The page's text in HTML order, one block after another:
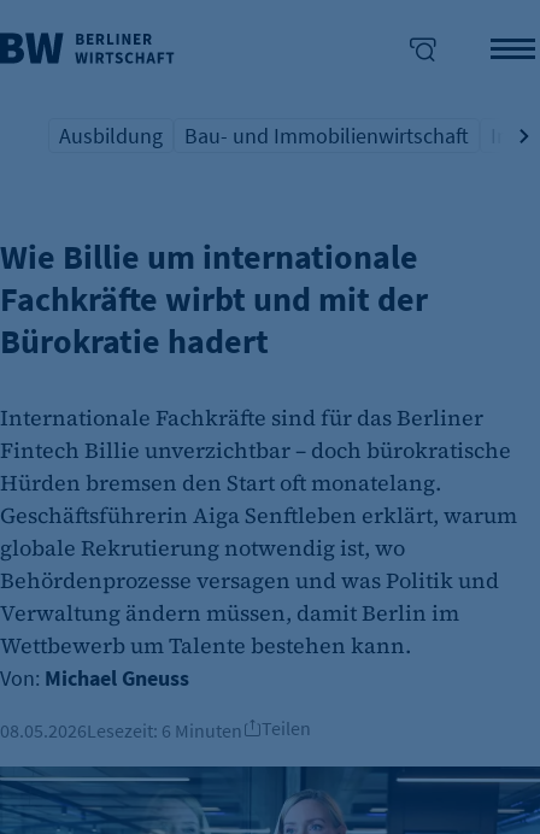
überspringen
Übersicht Schlagwort
Ausbildung
Übersicht Schlagwort
Bau- und Immobilienwirtschaft
BERLINER FINTECH
Wie Billie um internationale
Fachkräfte wirbt und mit der
Bürokratie hadert
Internationale Fachkräfte sind für das Berliner
Fintech Billie unverzichtbar – doch bürokratische
Hürden bremsen den Start oft monatelang.
Geschäftsführerin Aiga Senftleben erklärt, warum
globale Rekrutierung notwendig ist, wo
Behördenprozesse versagen und was Politik und
Verwaltung ändern müssen, damit Berlin im
Wettbewerb um Talente bestehen kann.
Von: Michael Gneuss
08.05.2026Lesezeit: 6 Minuten Teilen